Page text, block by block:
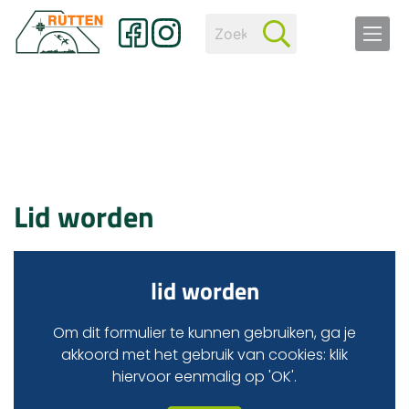
Lid worden
lid worden
Om dit formulier te kunnen gebruiken, ga je
akkoord met het gebruik van cookies: klik
hiervoor eenmalig op 'OK'.